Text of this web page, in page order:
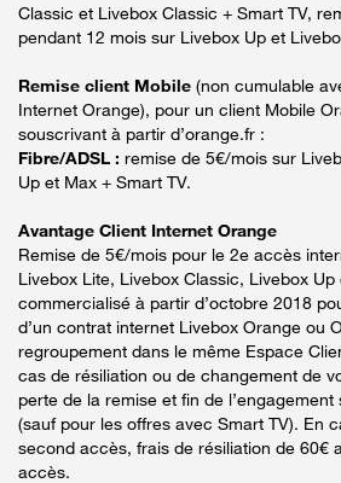
Classic et Livebox Classic + Smart TV,
pendant 12 mois sur Livebox Up et
Remise client Mobile (non cumulable
Internet Orange), pour un client Mobile
souscrivant à partir d’orange.fr :
Fibre/ADSL : remise de 5€/mois sur
Up et Max + Smart TV.
Avantage Client Internet Orange
Remise de 5€/mois pour le 2e accès
Livebox Lite, Livebox Classic, Livebox
commercialisé à partir d’octobre 2018
d’un contrat internet Livebox Orange ou
regroupement dans le même Espace
cas de résiliation ou de changement de
perte de la remise et fin de
(sauf pour les offres avec Smart TV). En
second accès, frais de résiliation de 60€
accès.